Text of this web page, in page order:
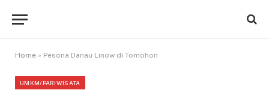
Home » Pesona Danau Linow di Tomohon
UMKM/PARIWISATA